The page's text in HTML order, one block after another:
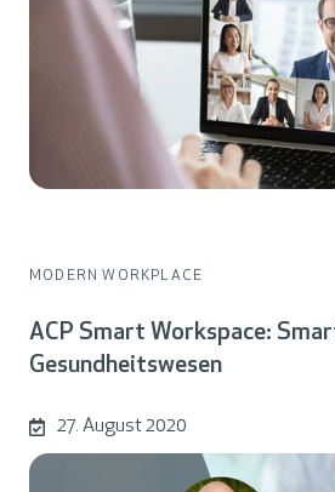
MODERN WORKPLACE
ACP Smart Workspace:
Gesundheitswesen
27. August 2020